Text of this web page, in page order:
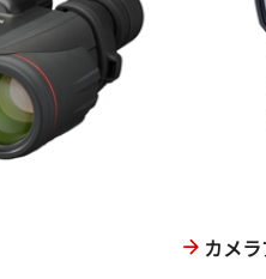
カメ